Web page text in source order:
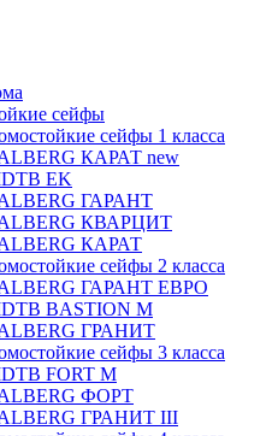
сейфы
сейфы 1 класса
КАРАТ new
EK
ГАРАНТ
КВАРЦИТ
КАРАТ
сейфы 2 класса
ГАРАНТ ЕВРО
BASTION M
ГРАНИТ
сейфы 3 класса
FORT M
ФОРТ
ГРАНИТ III